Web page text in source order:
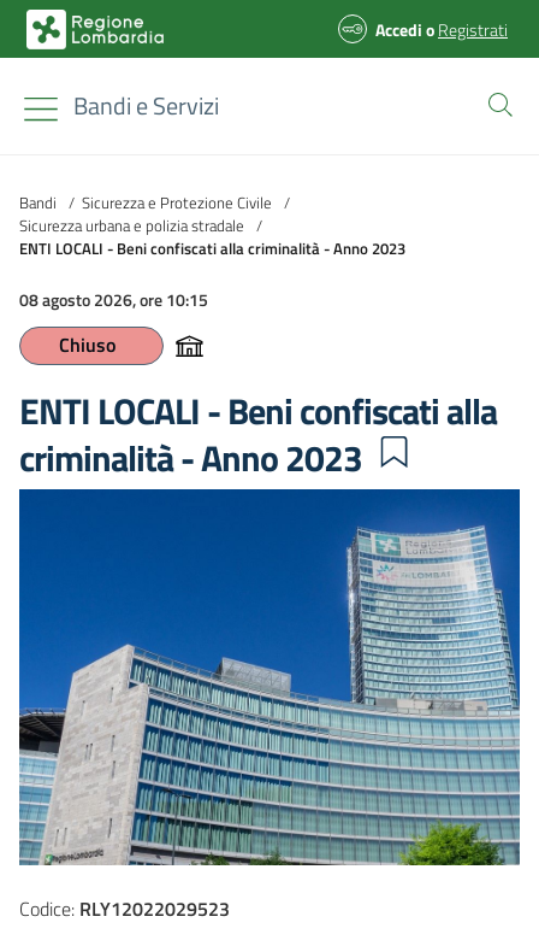
AccedioRegistrati
Bandi e Servizi
Bandi / Sicurezza e Protezione Civile /
Sicurezza urbana e polizia stradale /
ENTI LOCALI - Beni confiscati alla criminalità - Anno 2023
08 agosto 2026, ore 10:15
Chiuso
ENTI LOCALI - Beni confiscati alla
criminalità - Anno 2023
Codice: RLY12022029523